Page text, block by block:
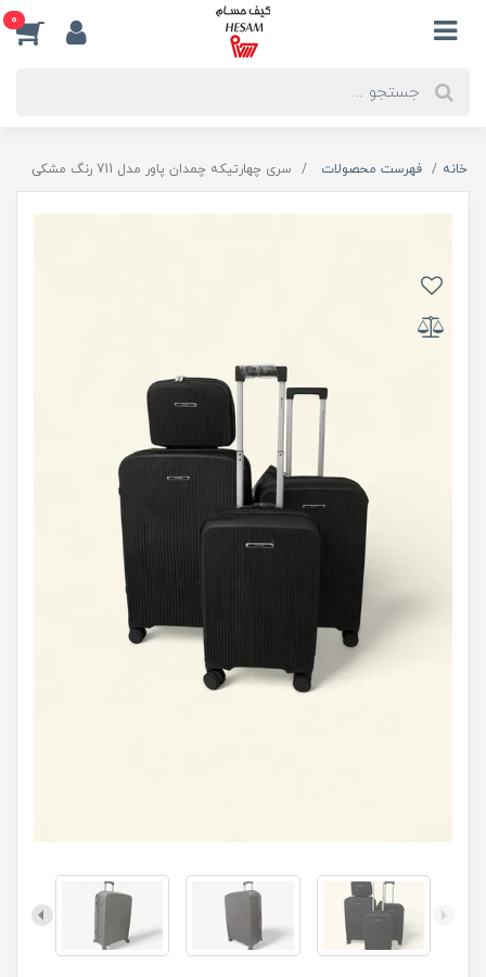
0
خانه فهرست محصولات سری چهارتیکه چمدان پاور مدل 711 رنگ مشکی